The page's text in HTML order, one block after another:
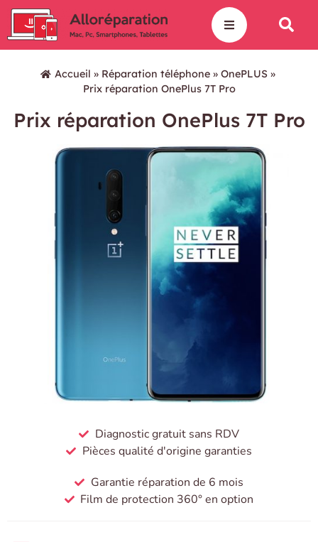
Accueil » Réparation téléphone» OnePLUS»
Prix réparation OnePlus 7T Pro
Prix réparation OnePlus 7T Pro
Diagnostic gratuit sans RDV
Pièces qualité d'origine garanties
Garantie réparation de 6 mois
Film de protection 360° en option